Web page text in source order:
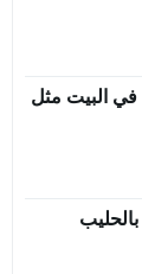
البيت مثل